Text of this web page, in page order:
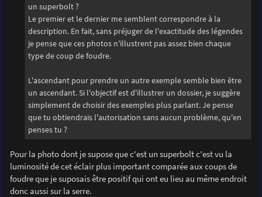
un superbolt ?
Le premier et le dernier me semblent correspondre à la
description. En fait, sans préjuger de l'exactitude des légendes
je pense que ces photos n'illustrent pas assez bien chaque
type de coup de foudre.
L'ascendant pour prendre un autre exemple semble bien être
un ascendant. Si l'objectif est d'illustrer un dossier, je suggère
simplement de choisir des exemples plus parlant. Je pense
que tu obtiendrais l'autorisation sans aucun problème, qu'en
penses tu ?
Pour la photo dont je supose que c'est un superbolt c'est vu la
luminosité de cet éclair plus important comparée aux coups de
foudre que je suposais être positif qui ont eu lieu au même endroit
donc aussi sur la serre.